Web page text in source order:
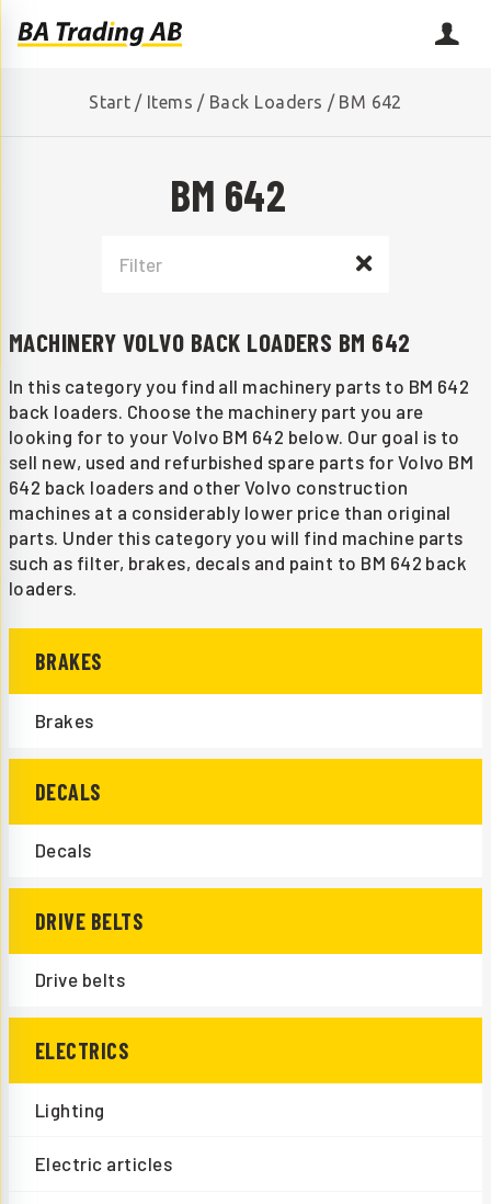
Start / Items / Back Loaders / BM 642
BM 642
MACHINERY VOLVO BACK LOADERS BM 642
In this category you find all machinery parts to BM 642
back loaders. Choose the machinery part you are
looking for to your Volvo BM 642 below. Our goal is to
sell new, used and refurbished spare parts for Volvo BM
642 back loaders and other Volvo construction
machines at a considerably lower price than original
parts. Under this category you will find machine parts
such as filter, brakes, decals and paint to BM 642 back
loaders.
BRAKES
Brakes
DECALS
Decals
DRIVE BELTS
Drive belts
ELECTRICS
Lighting
Electric articles